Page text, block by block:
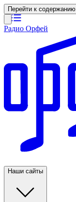
Перейти к содержанию
Радио Орфей
Наши сайты